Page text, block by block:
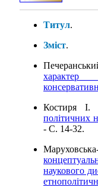
Титул.
Зміст.
характер
Костиря
політичних
- C. 14-32.
наукового